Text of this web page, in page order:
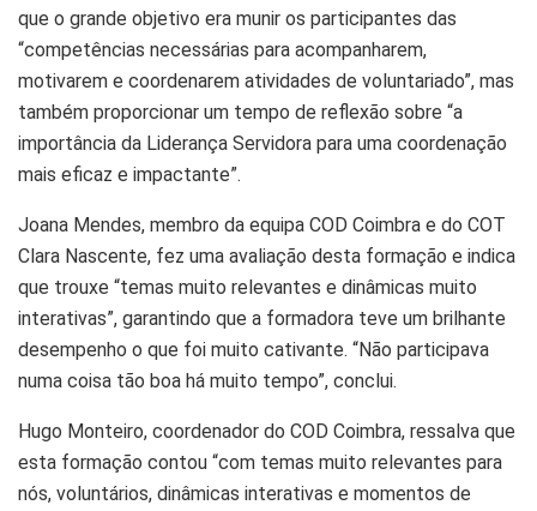
que o grande objetivo era munir os participantes das
“competências necessárias para acompanharem,
motivarem e coordenarem atividades de voluntariado”, mas
também proporcionar um tempo de reflexão sobre “a
importância da Liderança Servidora para uma coordenação
mais eficaz e impactante”.
Joana Mendes, membro da equipa COD Coimbra e do COT
Clara Nascente, fez uma avaliação desta formação e indica
que trouxe “temas muito relevantes e dinâmicas muito
interativas”, garantindo que a formadora teve um brilhante
desempenho o que foi muito cativante. “Não participava
numa coisa tão boa há muito tempo”, conclui.
Hugo Monteiro, coordenador do COD Coimbra, ressalva que
esta formação contou “com temas muito relevantes para
nós, voluntários, dinâmicas interativas e momentos de